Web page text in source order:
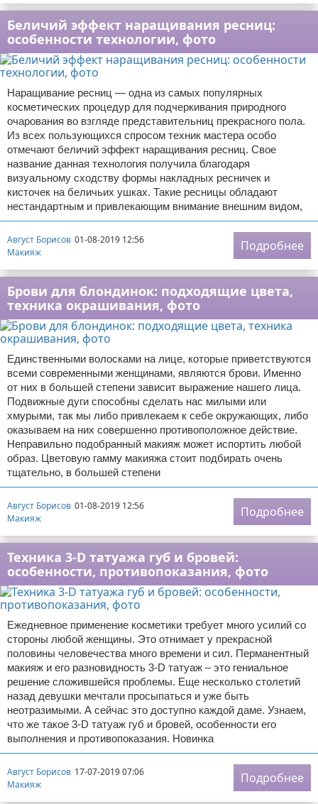
Беличий эффект наращивания ресниц:
особенности технологии, фото
Наращивание ресниц — одна из самых популярных
косметических процедур для подчеркивания природного
очарования во взгляде представительниц прекрасного пола.
Из всех пользующихся спросом техник мастера особо
отмечают беличий эффект наращивания ресниц. Свое
название данная технология получила благодаря
визуальному сходству формы накладных ресничек и
кисточек на беличьих ушках. Такие ресницы обладают
нестандартным и привлекающим внимание внешним видом,
Август Борисов 01-08-2019 12:56
Макияж
Подробнее
Брови для блондинок: подходящие цвета,
техника окрашивания, фото
Единственными волосками на лице, которые приветствуются
всеми современными женщинами, являются брови. Именно
от них в большей степени зависит выражение нашего лица.
Подвижные дуги способны сделать нас милыми или
хмурыми, так мы либо привлекаем к себе окружающих, либо
оказываем на них совершенно противоположное действие.
Неправильно подобранный макияж может испортить любой
образ. Цветовую гамму макияжа стоит подбирать очень
тщательно, в большей степени
Август Борисов 01-08-2019 12:56
Макияж
Подробнее
Техника 3-D татуажа губ и бровей:
особенности, противопоказания, фото
Ежедневное применение косметики требует много усилий со
стороны любой женщины. Это отнимает у прекрасной
половины человечества много времени и сил. Перманентный
макияж и его разновидность 3-D татуаж – это гениальное
решение сложившейся проблемы. Еще несколько столетий
назад девушки мечтали просыпаться и уже быть
неотразимыми. А сейчас это доступно каждой даме. Узнаем,
что же такое 3-D татуаж губ и бровей, особенности его
выполнения и противопоказания. Новинка
Август Борисов 17-07-2019 07:06
Макияж
Подробнее